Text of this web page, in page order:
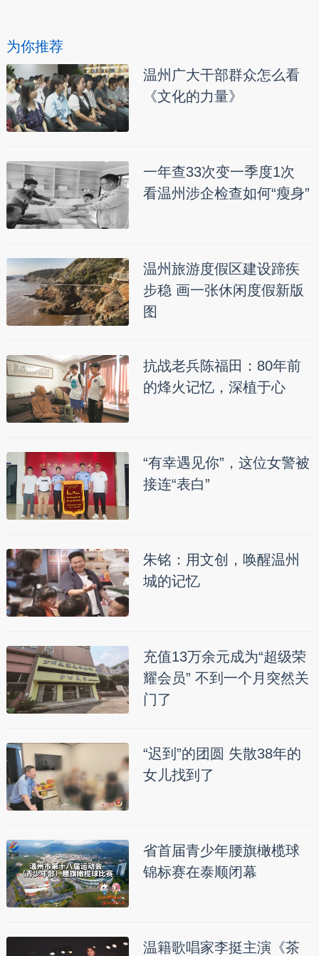
为你推荐
温州广大干部群众怎么看
《文化的力量》
一年查33次变一季度1次
看温州涉企检查如何“瘦身”
温州旅游度假区建设蹄疾
步稳 画一张休闲度假新版
图
抗战老兵陈福田：80年前
的烽火记忆，深植于心
“有幸遇见你”，这位女警被
接连“表白”
朱铭：用文创，唤醒温州
城的记忆
充值13万余元成为“超级荣
耀会员” 不到一个月突然关
门了
“迟到”的团圆 失散38年的
女儿找到了
省首届青少年腰旗橄榄球
锦标赛在泰顺闭幕
温籍歌唱家李挺主演《茶